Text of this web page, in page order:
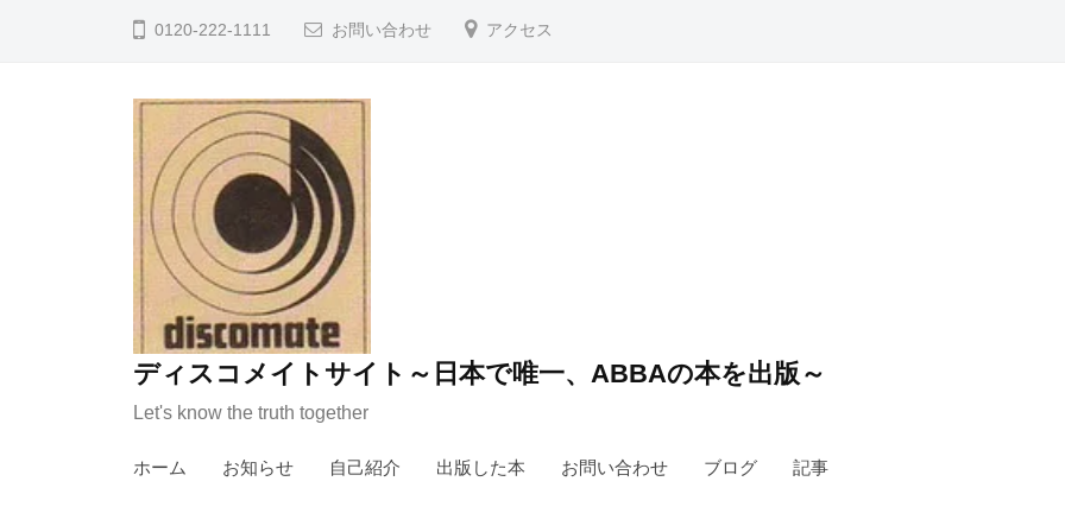
0120-222-1111 お問い合わせ アクセス
ディスコメイトサイト～日本で唯一、ABBAの本を出版～
Let's know the truth together
ホーム お知らせ 自己紹介 出版した本 お問い合わせ ブログ 記事